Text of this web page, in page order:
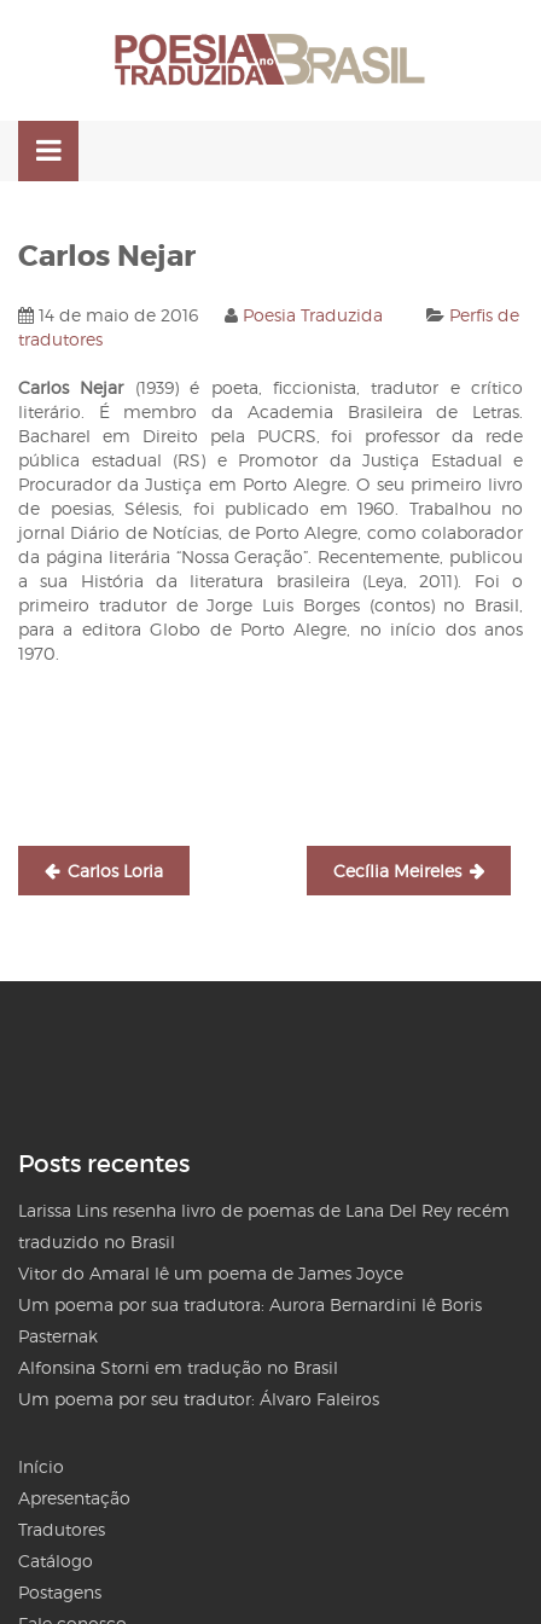
Carlos Nejar
14 de maio de 2016 Poesia Traduzida
Perfis de
tradutores
Carlos Nejar(1939) é poeta, ficcionista, tradutor e crítico
literário. É membro da Academia Brasileira de Letras.
Bacharel em Direito pela PUCRS, foi professor da rede
pública estadual (RS) e Promotor da Justiça Estadual e
Procurador da Justiça em Porto Alegre. O seu primeiro livro
de poesias, Sélesis, foi publicado em 1960. Trabalhou no
jornal Diário de Notícias, de Porto Alegre, como colaborador
da página literária “Nossa Geração”. Recentemente, publicou
a sua História da literatura brasileira (Leya, 2011). Foi o
primeiro tradutor de Jorge Luis Borges (contos) no Brasil,
para a editora Globo de Porto Alegre, no início dos anos
1970.
Carlos Loria Cecília Meireles
Posts recentes
Larissa Lins resenha livro de poemas de Lana Del Rey recém
traduzido no Brasil
Vitor do Amaral lê um poema de James Joyce
Um poema por sua tradutora: Aurora Bernardini lê Boris
Pasternak
Alfonsina Storni em tradução no Brasil
Um poema por seu tradutor: Álvaro Faleiros
Início
Apresentação
Tradutores
Catálogo
Postagens